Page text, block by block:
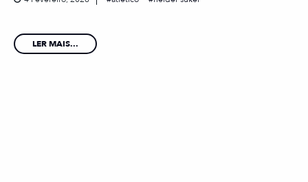
LER MAIS...